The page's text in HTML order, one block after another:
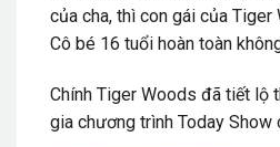
của cha, thì con gái của
Cô bé 16 tuổi hoàn toàn
Chính Tiger Woods đã tiết lộ
gia chương trình Today Show